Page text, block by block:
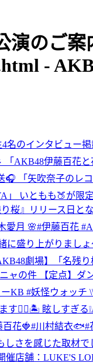
演のご案
-
名のインタビュー
「AKB48伊藤百花
🎧 「矢吹奈子のレ
TSUTAYA」 いとも
桜』リリース日と
月 🌸#伊藤百花
盛り上がりまし
劇場】「名残
ャの件 【定点】
KB #妖怪ウォッ
🏄‍♀️🏝️ 眩しすぎる
花🍓#川村結衣🐟#
さを感じた取材
店舗：LUKE'S